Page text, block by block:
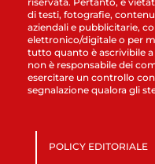
di testi, fotografie,
aziendali e pubblicitarie,
elettronico/digitale o per
tutto quanto è ascrivibile
non è responsabile dei
esercitare un controllo
segnalazione qualora gli
POLICY EDITORIALE